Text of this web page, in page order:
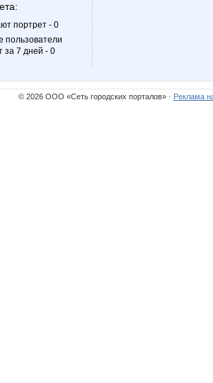
портрет - 0
пользователи
за 7 дней - 0
© 2026 ООО «Сеть городских порталов» · Реклама